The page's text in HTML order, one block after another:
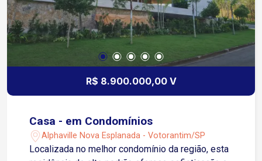
contato para mais informações e agende uma
visita
R$ 8.900.000,00 V
Casa - em Condomínios
Alphaville Nova Esplanada - Votorantim/SP
Localizada no melhor condomínio da região, esta